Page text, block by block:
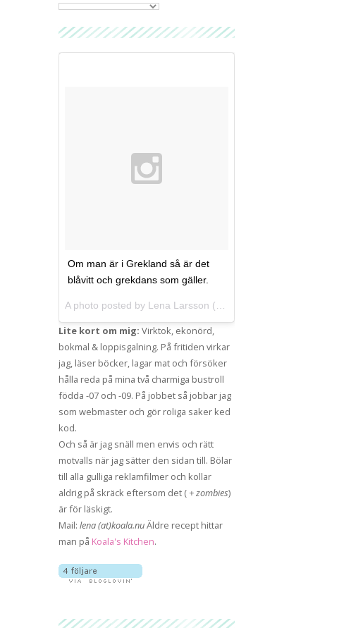
Om man är i Grekland så är det
blåvitt och grekdans som gäller.
Lite kort om mig: Virktok, ekonörd,
bokmal & loppisgalning. På fritiden virkar
jag, läser böcker, lagar mat och försöker
hålla reda på mina två charmiga bustroll
födda -07 och -09. På jobbet så jobbar jag
som webmaster och gör roliga saker ked
kod.
Och så är jag snäll men envis och rätt
motvalls när jag sätter den sidan till. Bölar
till alla gulliga reklamfilmer och kollar
aldrig på skräck eftersom det ( + zombies)
är för läskigt.
Mail: lena (at)koala.nuÄldre recept hittar
man på Koala's Kitchen.